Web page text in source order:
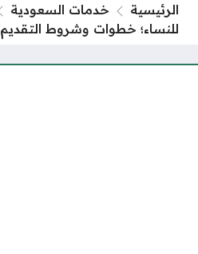
الرئيسية خدمات السعودية
للنساء؛ خطوات وشروط التقديم